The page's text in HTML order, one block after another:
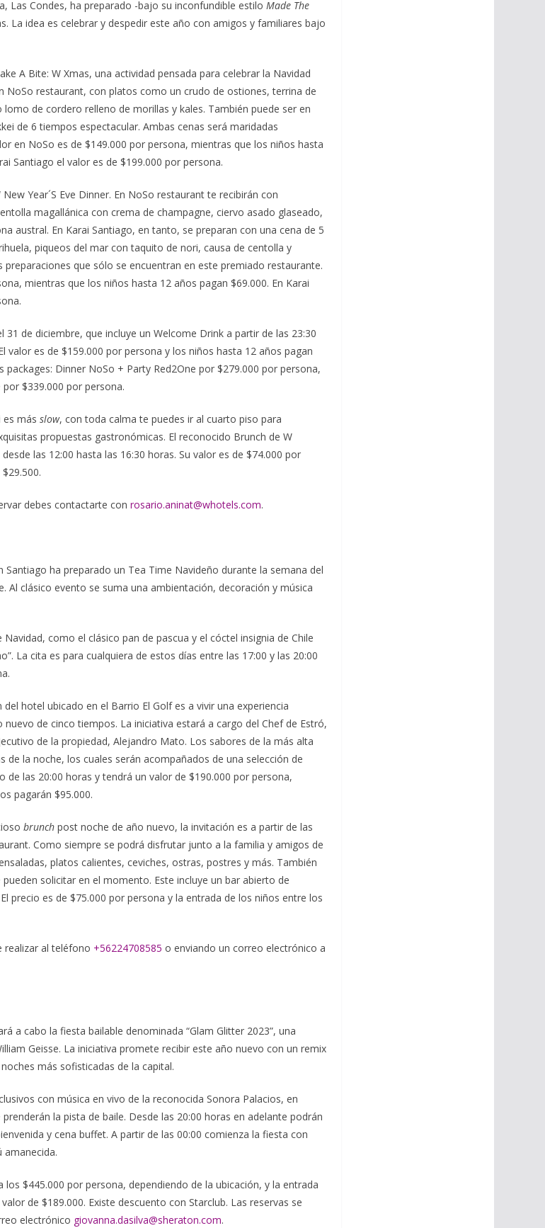
Las Condes, ha preparado -bajo su inconfundible estilo Made The
La idea es celebrar y despedir este año con amigos y familiares bajo
A Bite: W Xmas, una actividad pensada para celebrar la Navidad
NoSo restaurant, con platos como un crudo de ostiones, terrina de
de cordero relleno de morillas y kales. También puede ser en
de 6 tiempos espectacular. Ambas cenas será maridadas
en NoSo es de $149.000 por persona, mientras que los niños hasta
Santiago el valor es de $199.000 por persona.
Year´S Eve Dinner. En NoSo restaurant te recibirán con
magallánica con crema de champagne, ciervo asado glaseado,
austral. En Karai Santiago, en tanto, se preparan con una cena de 5
piqueos del mar con taquito de nori, causa de centolla y
que sólo se encuentran en este premiado restaurante.
mientras que los niños hasta 12 años pagan $69.000. En Karai
de diciembre, que incluye un Welcome Drink a partir de las 23:30
valor es de $159.000 por persona y los niños hasta 12 años pagan
packages: Dinner NoSo + Party Red2One por $279.000 por persona,
$339.000 por persona.
es más slow, con toda calma te puedes ir al cuarto piso para
propuestas gastronómicas. El reconocido Brunch de W
las 12:00 hasta las 16:30 horas. Su valor es de $74.000 por
debes contactarte con rosario.aninat@whotels.com.
Santiago ha preparado un Tea Time Navideño durante la semana del
Al clásico evento se suma una ambientación, decoración y música
como el clásico pan de pascua y el cóctel insignia de Chile
La cita es para cualquiera de estos días entre las 17:00 y las 20:00
hotel ubicado en el Barrio El Golf es a vivir una experiencia
de cinco tiempos. La iniciativa estará a cargo del Chef de Estró,
de la propiedad, Alejandro Mato. Los sabores de la más alta
la noche, los cuales serán acompañados de una selección de
de las 20:00 horas y tendrá un valor de $190.000 por persona,
pagarán $95.000.
brunch post noche de año nuevo, la invitación es a partir de las
Como siempre se podrá disfrutar junto a la familia y amigos de
platos calientes, ceviches, ostras, postres y más. También
solicitar en el momento. Este incluye un bar abierto de
precio es de $75.000 por persona y la entrada de los niños entre los
realizar al teléfono +56224708585 o enviando un correo electrónico a
a cabo la fiesta bailable denominada “Glam Glitter 2023”, una
Geisse. La iniciativa promete recibir este año nuevo con un remix
más sofisticadas de la capital.
con música en vivo de la reconocida Sonora Palacios, en
la pista de baile. Desde las 20:00 horas en adelante podrán
y cena buffet. A partir de las 00:00 comienza la fiesta con
amanecida.
los $445.000 por persona, dependiendo de la ubicación, y la entrada
de $189.000. Existe descuento con Starclub. Las reservas se
electrónico giovanna.dasilva@sheraton.com.